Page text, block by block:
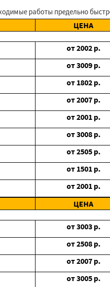
работы предельно
ЦЕНА
от2002 р.
от3009 р.
от 1802 р.
от2007 р.
от2001 р.
от3008 р.
от2505 р.
от 1501 р.
от2001 р.
ЦЕНА
от3003 р.
от2508 р.
от2007 р.
от3005 р.